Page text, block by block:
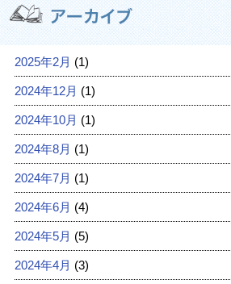
2025年2月 (1)
2024年12月 (1)
2024年10月 (1)
2024年8月 (1)
2024年7月 (1)
2024年6月 (4)
2024年5月 (5)
2024年4月 (3)